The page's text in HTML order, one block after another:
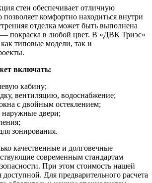
стен обеспечивает отличную
комфортно находиться внутри
отделка может быть выполнена
покраска в любой цвет. В «ДВК Триэс»
типовые модели, так и
включать:
кабину;
вентиляцию, водоснабжение;
с двойным остеклением;
наружные двери;
зонирования.
качественные и долговечные
современным стандартам
При этом стоимость нашей
доступной. Для предварительного расчета